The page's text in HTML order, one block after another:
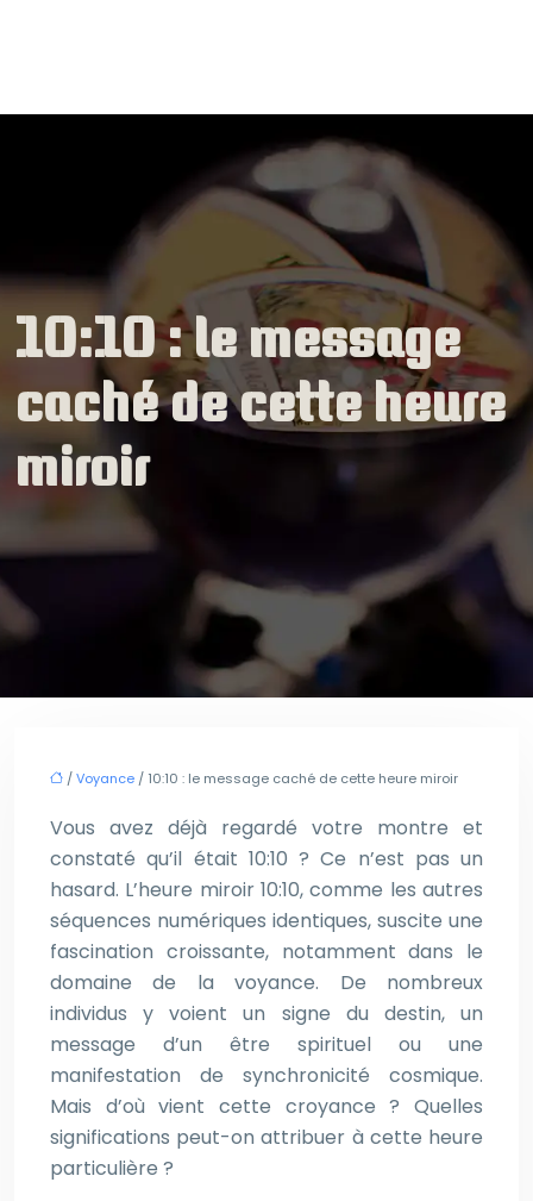
10:10 : le message
caché de cette heure
miroir
/Voyance / 10:10 : le message caché de cette heure miroir
Vous avez déjà regardé votre montre et
constaté qu’il était 10:10 ? Ce n’est pas un
hasard. L’heure miroir 10:10, comme les autres
séquences numériques identiques, suscite une
fascination croissante, notamment dans le
domaine de la voyance. De nombreux
individus y voient un signe du destin, un
message d’un être spirituel ou une
manifestation de synchronicité cosmique.
Mais d’où vient cette croyance ? Quelles
significations peut-on attribuer à cette heure
particulière ?